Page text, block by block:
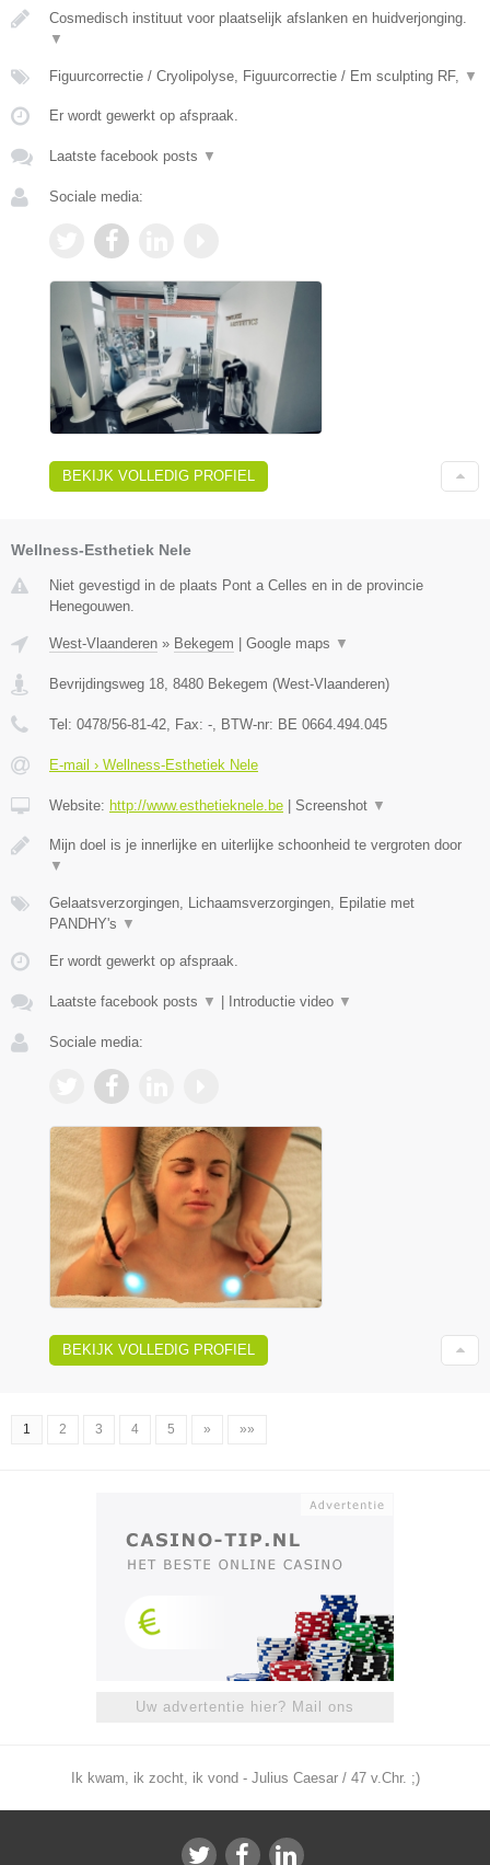
Cosmedisch instituut voor plaatselijk afslanken en huidverjonging.
▼
Figuurcorrectie / Cryolipolyse, Figuurcorrectie / Em sculpting RF, ▼
Er wordt gewerkt op afspraak.
Laatste facebook posts ▼
Sociale media:
BEKIJK VOLLEDIG PROFIEL
Wellness-Esthetiek Nele
Niet gevestigd in de plaats Pont a Celles en in de provincie
Henegouwen.
West-Vlaanderen » Bekegem Google maps ▼
Bevrijdingsweg 18, 8480 Bekegem (West-Vlaanderen)
Tel: 0478/56-81-42, Fax: -, BTW-nr: BE 0664.494.045
E-mail › Wellness-Esthetiek Nele
Website: http://www.esthetieknele.be Screenshot ▼
Mijn doel is je innerlijke en uiterlijke schoonheid te vergroten door
▼
Gelaatsverzorgingen, Lichaamsverzorgingen, Epilatie met
PANDHY's ▼
Er wordt gewerkt op afspraak.
Laatste facebook posts ▼ Introductie video ▼
Sociale media:
BEKIJK VOLLEDIG PROFIEL
1 2 3 4 5 » »»
Uw advertentie hier? Mail ons
Ik kwam, ik zocht, ik vond - Julius Caesar / 47 v.Chr. ;)